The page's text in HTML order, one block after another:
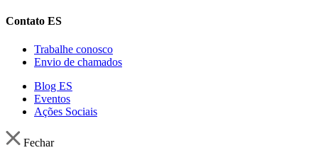
Contato ES
Trabalhe conosco
Envio de chamados
Blog ES
Eventos
Ações Sociais
Fechar